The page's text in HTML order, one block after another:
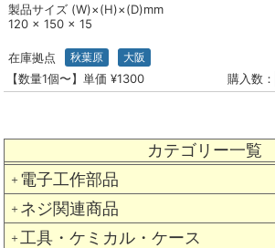
カテゴリー一覧
＋ 電子工作部品
＋ ネジ関連商品
＋ 工具・ケミカル・ケース
製品サイズ (W)×(H)×(D)mm
120 × 150 × 15
在庫拠点 秋葉原 大阪
【数量1個〜】単価 ¥1300 購入数：